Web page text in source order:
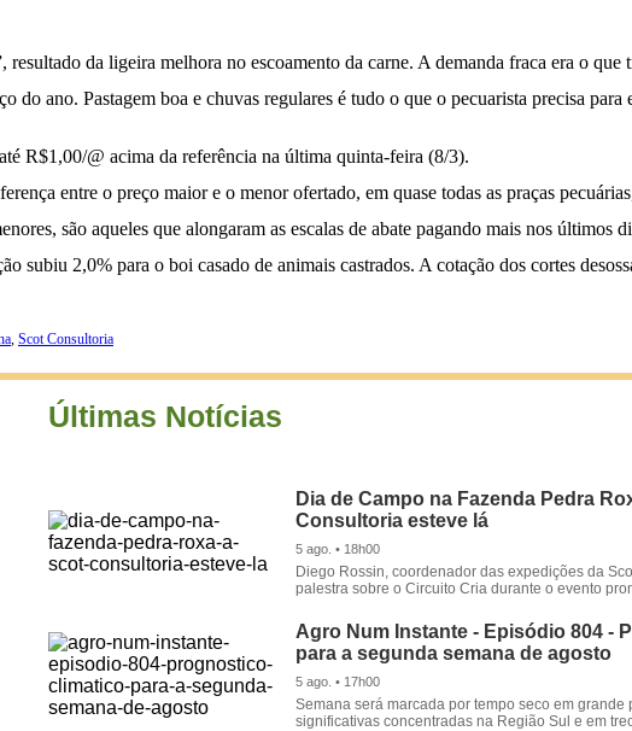
da ligeira melhora no escoamento da carne. A demanda fraca era o
do ano. Pastagem boa e chuvas regulares é tudo o que o pecuarista precisa
R$1,00/@ acima da referência na última quinta-feira (8/3).
entre o preço maior e o menor ofertado, em quase todas as praças
são aqueles que alongaram as escalas de abate pagando mais nos
subiu 2,0% para o boi casado de animais castrados. A cotação dos cortes
, Scot Consultoria
Últimas Notícias
Dia de Campo na Fazenda Pedra
Consultoria esteve lá
5 ago. • 18h00
Diego Rossin, coordenador das expedições da
palestra sobre o Circuito Cria durante o evento
Agro Num Instante - Episódio 804 -
para a segunda semana de agosto
5 ago. • 17h00
Semana será marcada por tempo seco em grande
significativas concentradas na Região Sul e em